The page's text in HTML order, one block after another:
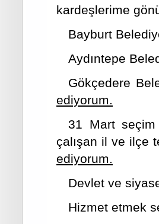
kardeşlerime
Bayburt
Aydıntepe
Gökçedere
ediyorum.
31 Mart seçim
çalışan il ve ilçe
ediyorum.
Devlet ve
Hizmet etmek